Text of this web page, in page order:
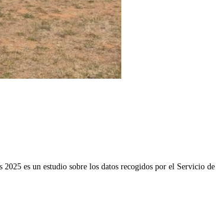
2025 es un estudio sobre los datos recogidos por el Servicio